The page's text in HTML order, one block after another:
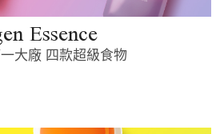
Essence
大廠 四款超級食物